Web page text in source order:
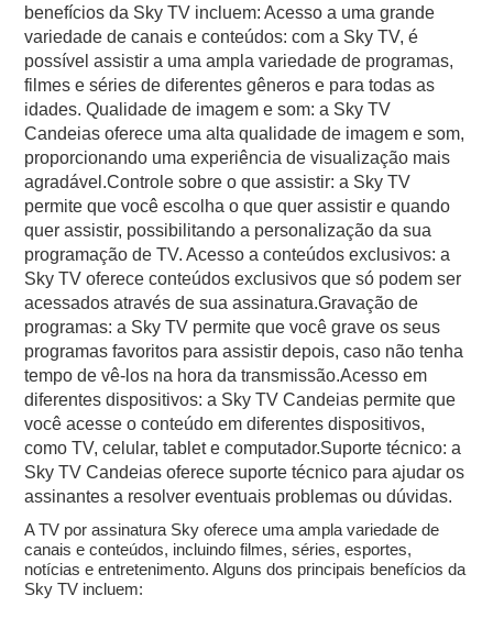
benefícios da Sky TV incluem: Acesso a uma grande
variedade de canais e conteúdos: com a Sky TV, é
possível assistir a uma ampla variedade de programas,
filmes e séries de diferentes gêneros e para todas as
idades. Qualidade de imagem e som: a Sky TV
Candeias oferece uma alta qualidade de imagem e som,
proporcionando uma experiência de visualização mais
agradável.Controle sobre o que assistir: a Sky TV
permite que você escolha o que quer assistir e quando
quer assistir, possibilitando a personalização da sua
programação de TV. Acesso a conteúdos exclusivos: a
Sky TV oferece conteúdos exclusivos que só podem ser
acessados através de sua assinatura.Gravação de
programas: a Sky TV permite que você grave os seus
programas favoritos para assistir depois, caso não tenha
tempo de vê-los na hora da transmissão.Acesso em
diferentes dispositivos: a Sky TV Candeias permite que
você acesse o conteúdo em diferentes dispositivos,
como TV, celular, tablet e computador.Suporte técnico: a
Sky TV Candeias oferece suporte técnico para ajudar os
assinantes a resolver eventuais problemas ou dúvidas.
A TV por assinatura Sky oferece uma ampla variedade de
canais e conteúdos, incluindo filmes, séries, esportes,
notícias e entretenimento. Alguns dos principais benefícios da
Sky TV incluem: